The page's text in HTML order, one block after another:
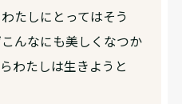
たしにとってはそう
んなにも美しくなつか
わたしは生きようと